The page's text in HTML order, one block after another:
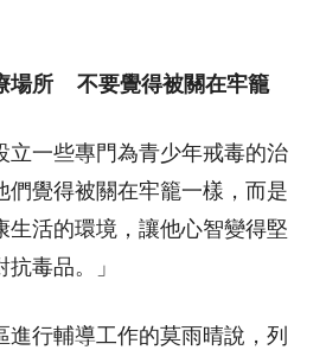
場所 不要覺得被關在牢籠
立一些專門為青少年戒毒的治
們覺得被關在牢籠一樣，而是
生活的環境，讓他心智變得堅
毒品。」
進行輔導工作的莫雨晴說，列